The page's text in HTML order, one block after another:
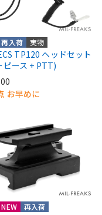
再入荷 実物
TP120 ヘッドセット
ピース + PTT)
お早めに
NEW 再入荷